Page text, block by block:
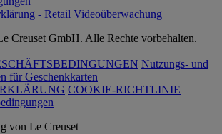
- Retail Videoüberwachung
Creuset GmbH. Alle Rechte vorbehalten.
Nutzungs- und
für Geschenkkarten
COOKIE-RICHTLINIE
von Le Creuset